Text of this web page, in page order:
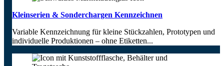
Kleinserien & Sonderchargen Kennzeichnen
Variable Kennzeichnung für kleine Stückzahlen, Prototypen und
individuelle Produktionen – ohne Etiketten...